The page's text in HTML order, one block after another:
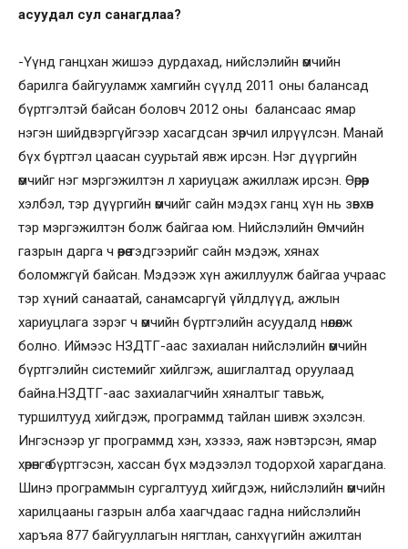
асуудал сул санагдлаа?
-Үүнд ганцхан жишээ дурдахад, нийслэлийн өмчийн
барилга байгууламж хамгийн сүүлд 2011 оны балансад
бүртгэлтэй байсан боловч 2012 оны балансаас ямар
нэгэн шийдвэргүйгээр хасагдсан зөрчил илрүүлсэн. Манай
бүх бүртгэл цаасан суурьтай явж ирсэн. Нэг дүүргийн
өмчийг нэг мэргэжилтэн л хариуцаж ажиллаж ирсэн. Өөрөөр
хэлбэл, тэр дүүргийн өмчийг сайн мэдэх ганц хүн нь зөвхөн
тэр мэргэжилтэн болж байгаа юм. Нийслэлийн Өмчийн
газрын дарга ч өөрөө тэдгээрийг сайн мэдэж, хянах
боломжгүй байсан. Мэдээж хүн ажиллуулж байгаа учраас
тэр хүний санаатай, санамсаргүй үйлдлүүд, ажлын
хариуцлага зэрэг ч өмчийн бүртгэлийн асуудалд нөлөөлж
болно. Иймээс НЗДТГ-аас захиалан нийслэлийн өмчийн
бүртгэлийн системийг хийлгэж, ашиглалтад оруулаад
байна.НЗДТГ-аас захиалагчийн хяналтыг тавьж,
туршилтууд хийгдэж, программд тайлан шивж эхэлсэн.
Ингэснээр уг программд хэн, хэзээ, яаж нэвтэрсэн, ямар
хөрөнгө бүртгэсэн, хассан бүх мэдээлэл тодорхой харагдана.
Шинэ программын сургалтууд хийгдэж, нийслэлийн өмчийн
харилцааны газрын алба хаагчдаас гадна нийслэлийн
харъяа 877 байгууллагын нягтлан, санхүүгийн ажилтан